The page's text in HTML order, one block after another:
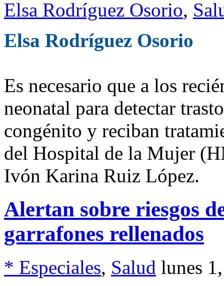
Elsa Rodríguez Osorio,
Elsa Rodríguez Osorio
Es necesario que a los
neonatal para detectar
congénito y reciban
del Hospital de la Mujer
Ivón Karina Ruiz López.
Alertan sobre riesgos
garrafones rellenados
* Especiales, Salud lunes